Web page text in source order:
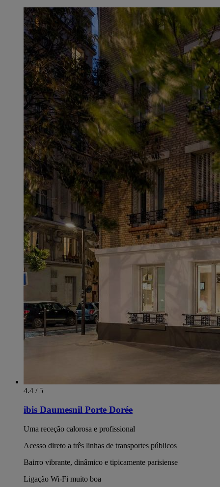
4.4 / 5
ibis Daumesnil Porte Dorée
Uma receção calorosa e profissional
Acesso direto a três linhas de transportes públicos
Bairro vibrante, dinâmico e tipicamente parisiense
Ligação Wi-Fi muito boa